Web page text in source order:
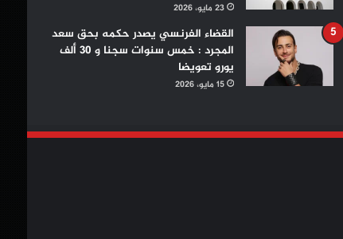
23 مايو، 2026
القضاء الفرنسي يصدر حكمه بحق سعد
المجرد : خمس سنوات سجنا و 30 ألف
يورو تعويضا
15 مايو، 2026